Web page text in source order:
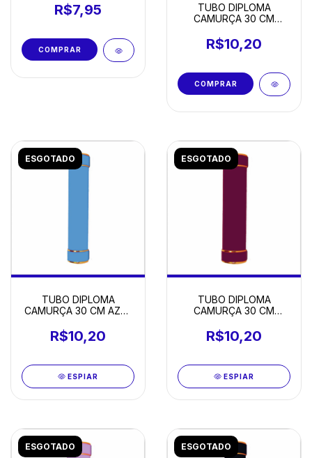
R$7,95
TUBO DIPLOMA
CAMURÇA 30 CM
R$10,20
ESGOTADO
TUBO DIPLOMA
CAMURÇA 30 CM AZUL
R$10,20
ESPIAR
ESGOTADO
TUBO DIPLOMA
CAMURÇA 30 CM
R$10,20
ESPIAR
ESGOTADO ESGOTADO